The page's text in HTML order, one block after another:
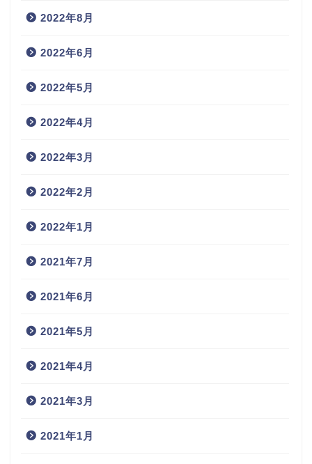
2022年8月
2022年6月
2022年5月
2022年4月
2022年3月
2022年2月
2022年1月
2021年7月
2021年6月
2021年5月
2021年4月
2021年3月
2021年1月